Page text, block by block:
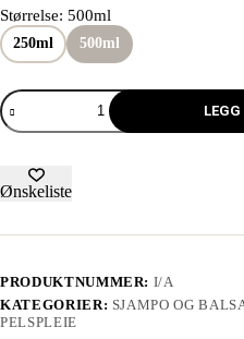
Størrelse: 500ml
250ml 500ml
Ønskeliste
PRODUKTNUMMER: I/A
KATEGORIER: SJAMPO OG
PELSPLEIE